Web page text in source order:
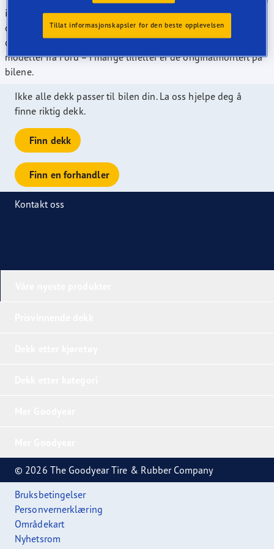
i dagens marked er vi ledende når det gjelder antall
dekkdimensjoner som er rangert til "A" i europeiske
dekklassifiseringer. Våre dekk kan monteres på de fleste
modeller fra Ford – i mange tilfeller er de originalmontert på
bilene.
Ikke alle dekk passer til bilen din. La oss hjelpe deg å
finne riktig dekk.
Finn dekk
Finn en forhandler
Kontakt oss
© 2026 The Goodyear Tire & Rubber Company
Bruksbetingelser
Personvernerklæring
Områdekart
Nyhetsrom
Tillat informasjonskapsler for den beste opplevelsen